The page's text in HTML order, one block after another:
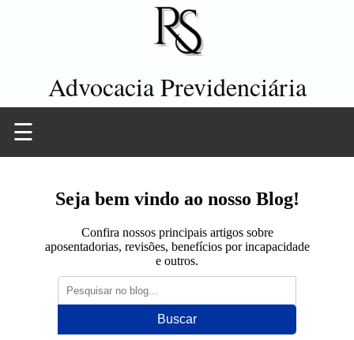
Advocacia Previdenciária
☰
Seja bem vindo ao nosso Blog!
Confira nossos principais artigos sobre
aposentadorias, revisões, benefícios por incapacidade
e outros.
Buscar